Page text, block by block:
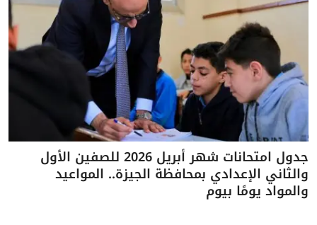
جدول امتحانات شهر أبريل 2026 للصفين الأول
والثاني الإعدادي بمحافظة الجيزة.. المواعيد
والمواد يومًا بيوم